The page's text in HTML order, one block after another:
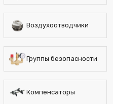
Воздухоотводчики
Группы безопасности
Компенсаторы